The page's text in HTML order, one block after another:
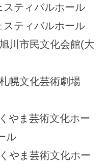
ティバルホール
ティバルホール
川市民文化会館(大
幌文化芸術劇場
やま芸術文化ホー
ル
やま芸術文化ホー